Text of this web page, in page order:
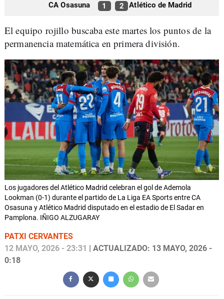
CA Osasuna 1 2 Atlético de Madrid
El equipo rojillo buscaba este martes los puntos de la
permanencia matemática en primera división.
Los jugadores del Atlético Madrid celebran el gol de Ademola
Lookman (0-1) durante el partido de La Liga EA Sports entre CA
Osasuna y Atlético Madrid disputado en el estadio de El Sadar en
Pamplona. IÑIGO ALZUGARAY
PATXI CERVANTES
12 MAYO, 2026 - 23:31
| ACTUALIZADO: 13 MAYO, 2026 -
0:18